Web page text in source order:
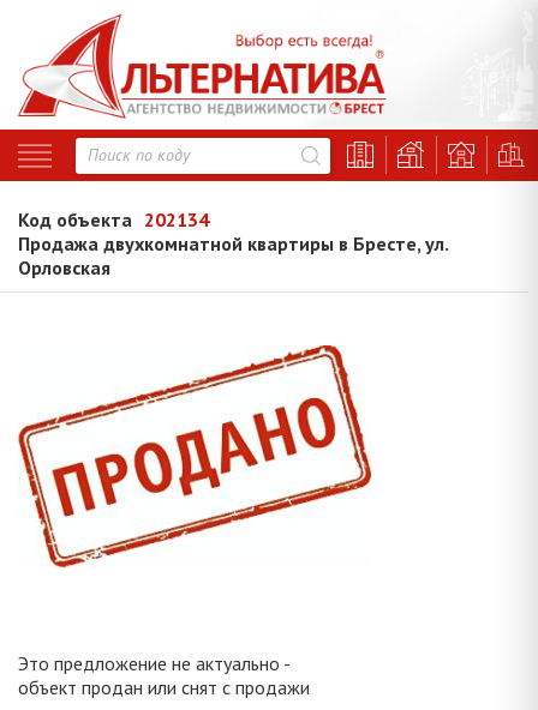
Код объекта 202134
Продажа двухкомнатной квартиры в Бресте, ул.
Орловская
Это предложение не актуально -
объект продан или снят с продажи